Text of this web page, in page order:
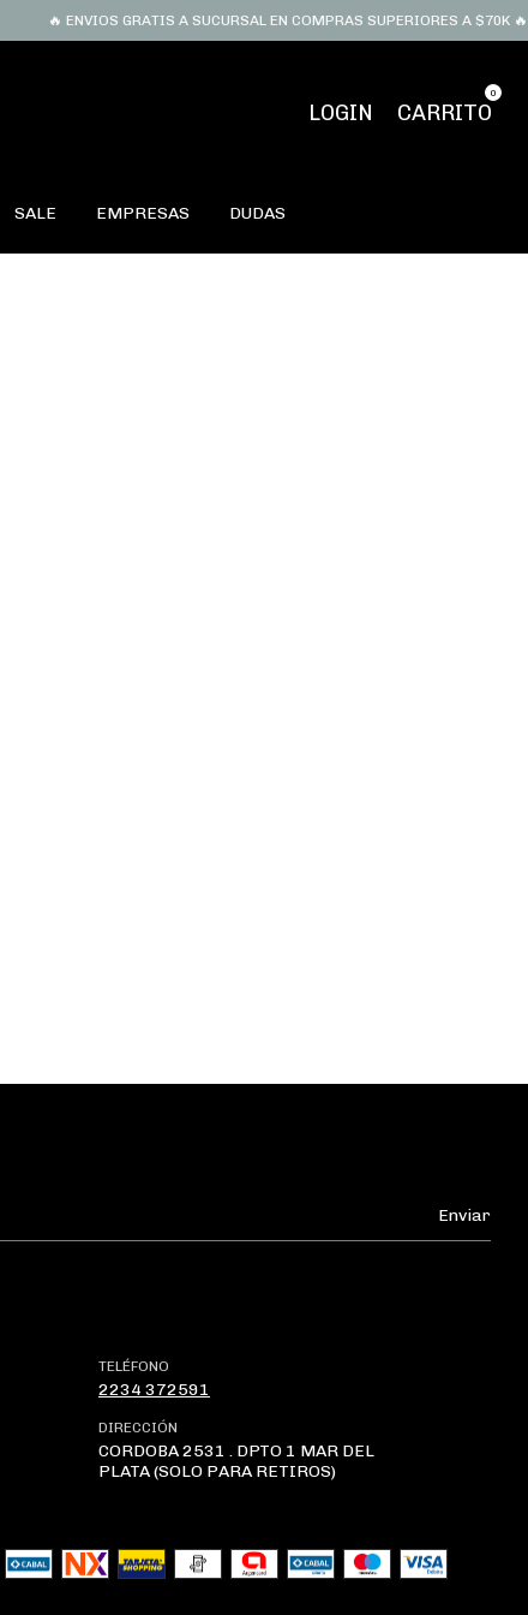
🔥 ENVIOS GRATIS A SUCURSAL EN COMPRAS SUPERIORES A $70K
LOGIN CARRITO
0
SALE EMPRESAS DUDAS
TELÉFONO
2234 372591
DIRECCIÓN
CORDOBA 2531 . DPTO 1 MAR DEL
PLATA (SOLO PARA RETIROS)